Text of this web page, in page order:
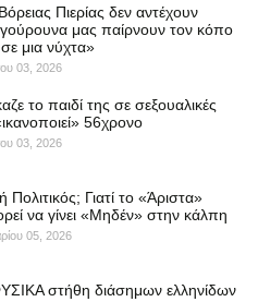
Πιερίας δεν αντέχουν
μας παίρνουν τον κόπο
μια νύχτα»
03, 2026
το παιδί της σε σεξουαλικές
56χρονο
03, 2026
Πολιτικός; Γιατί το «Άριστα»
να γίνει «Μηδέν» στην κάλπη
05, 2026
στήθη διάσημων ελληνίδων